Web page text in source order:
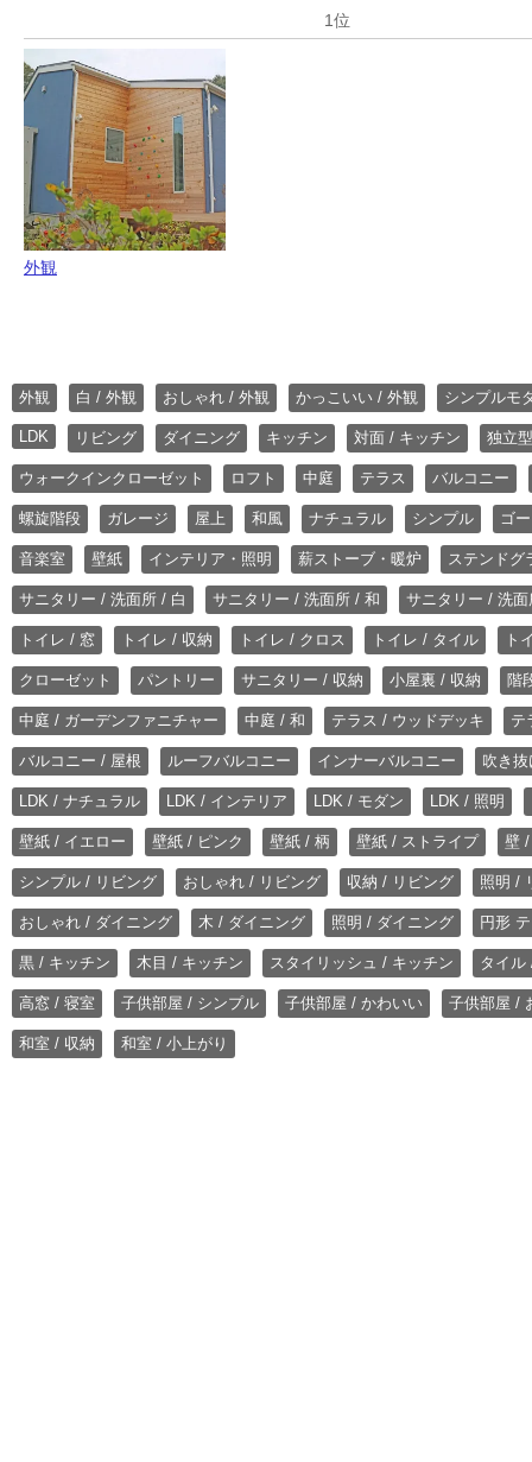
外観
外観 白 / 外観 おしゃれ / 外観 かっこいい / 外観 シンプルモ
LDK リビング ダイニング キッチン 対面 / キッチン 独立
ウォークインクローゼット ロフト 中庭 テラス バルコニー
螺旋階段 ガレージ 屋上 和風 ナチュラル シンプル ゴ
音楽室 壁紙 インテリア・照明 薪ストーブ・暖炉 ステンドグ
サニタリー / 洗面所 / 白 サニタリー / 洗面所 / 和 サニタリー / 洗
トイレ / 窓 トイレ / 収納 トイレ / クロス トイレ / タイル ト
クローゼット パントリー サニタリー / 収納 小屋裏 / 収納 階
中庭 / ガーデンファニチャー 中庭 / 和 テラス / ウッドデッキ テ
バルコニー / 屋根 ルーフバルコニー インナーバルコニー 吹き
LDK / ナチュラル LDK / インテリア LDK / モダン LDK / 照明
壁紙 / イエロー 壁紙 / ピンク 壁紙 / 柄 壁紙 / ストライプ 壁
シンプル / リビング おしゃれ / リビング 収納 / リビング 照明 /
おしゃれ / ダイニング 木 / ダイニング 照明 / ダイニング 円形
黒 / キッチン 木目 / キッチン スタイリッシュ / キッチン タイル
高窓 / 寝室 子供部屋 / シンプル 子供部屋 / かわいい 子供部屋 /
和室 / 収納 和室 / 小上がり